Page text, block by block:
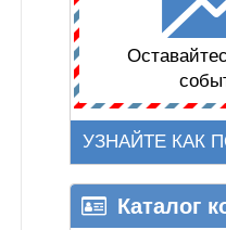
УЗНАЙТЕ КАК
Каталог